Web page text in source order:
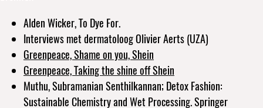
Alden Wicker, To Dye For.
Interviews met dermatoloog Olivier Aerts (UZA)
Greenpeace, Shame on you, Shein
Greenpeace, Taking the shine off Shein
Muthu, Subramanian Senthilkannan; Detox Fashion:
Sustainable Chemistry and Wet Processing. Springer